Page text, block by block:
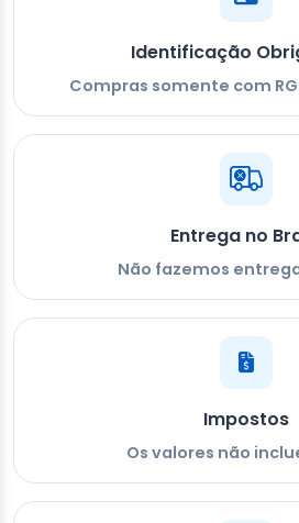
Identificação
Compras somente com
Entrega no
Não fazemos
Impostos
Os valores não